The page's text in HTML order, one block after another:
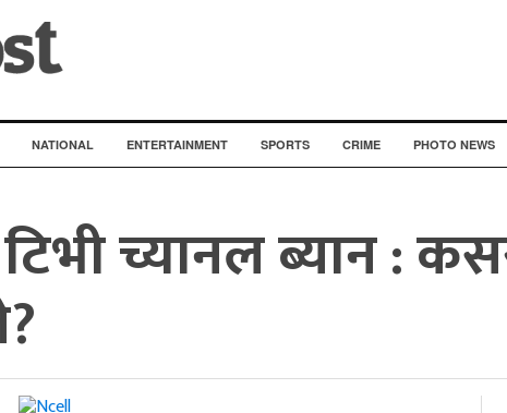
NATIONAL ENTERTAINMENT SPORTS CRIME PHOTO NEWS
च्यानल ब्यान :